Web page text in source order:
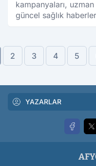
kampanyaları,
güncel sağlık
2 3 4 5
YAZARLAR